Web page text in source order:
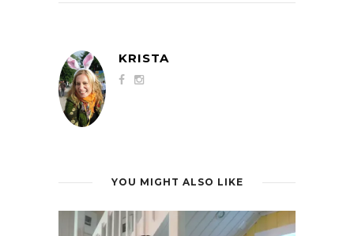
KRISTA
YOU MIGHT ALSO LIKE